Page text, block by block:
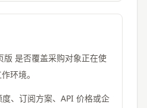
版 是否覆盖采购对象正在使
环境。
、订阅方案、API 价格或企